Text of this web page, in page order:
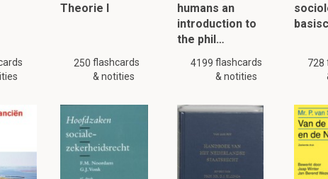
Theorie I
250 flashcards
& notities
humans an
introduction to
the phil…
4199 flashcards
& notities
728